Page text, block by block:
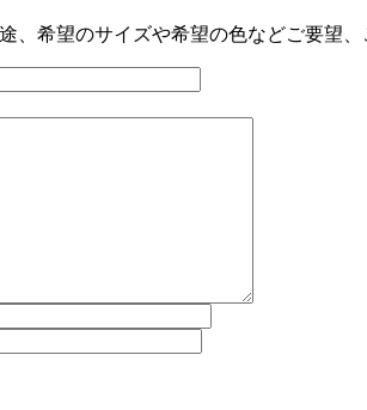
希望のサイズや希望の色などご要望、